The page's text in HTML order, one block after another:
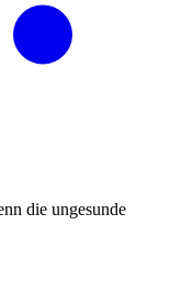
die ungesunde